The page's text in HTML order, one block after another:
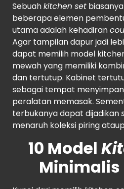
Sebuahkitchen set
beberapa elemen
utama adalah kehadiran
Agar tampilan dapur jadi
dapat memilih model
mewah yang memiliki
dan tertutup. Kabinet
sebagai tempat
peralatan memasak.
terbukanya dapat dijadikan
menaruh koleksi piring
10 Model
Minimalis